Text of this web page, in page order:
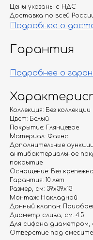
Цены указаны с НДС
Доставка по всей
Подробнее о
Гарантия
Подробнее о
Коллекция: Без коллекции
Цвет: Белый
Покрытие: Глянцевое
Материал: Фаянс
Дополнительные
антибактериальное
покрытие
Оснащение: Без
Гарантия: 10 лет
Размер, см: 39х39х13
Монтаж: Накладной
Донный клапан:
Диаметр слива, см: 4.5
Для сифона диаметром,
Отверстие под
Гарантия
Контакты
Москва, Новопесчаная
+7 (495) 782-78-74
info@aquame-shop.ru